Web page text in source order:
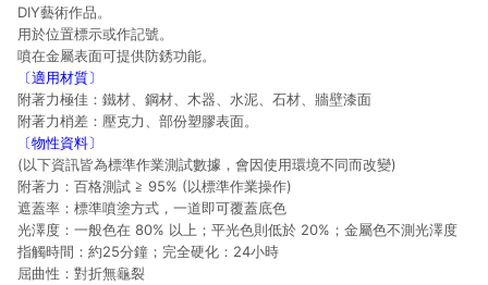
DIY藝術作品。
用於位置標示或作記號。
噴在金屬表面可提供防銹功能。
〔適用材質〕
附著力極佳：鐵材、鋼材、木器、水泥、石材、牆壁漆面
附著力梢差：壓克力、部份塑膠表面。
〔物性資料〕
(以下資訊皆為標準作業測試數據，會因使用環境不同而改變)
附著力：百格測試 ≧ 95% (以標準作業操作)
遮蓋率：標準噴塗方式，一道即可覆蓋底色
光澤度：一般色在 80% 以上；平光色則低於 20%；金屬色不測光澤度
指觸時間：約25分鐘；完全硬化：24小時
屈曲性：對折無龜裂